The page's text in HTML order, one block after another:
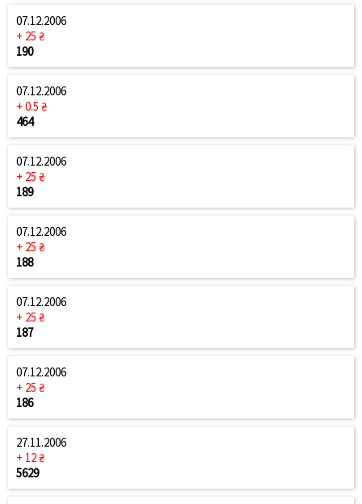
07.12.2006
+ 25 ₴
190
07.12.2006
+ 0.5 ₴
464
07.12.2006
+ 25 ₴
189
07.12.2006
+ 25 ₴
188
07.12.2006
+ 25 ₴
187
07.12.2006
+ 25 ₴
186
27.11.2006
+ 12 ₴
5629